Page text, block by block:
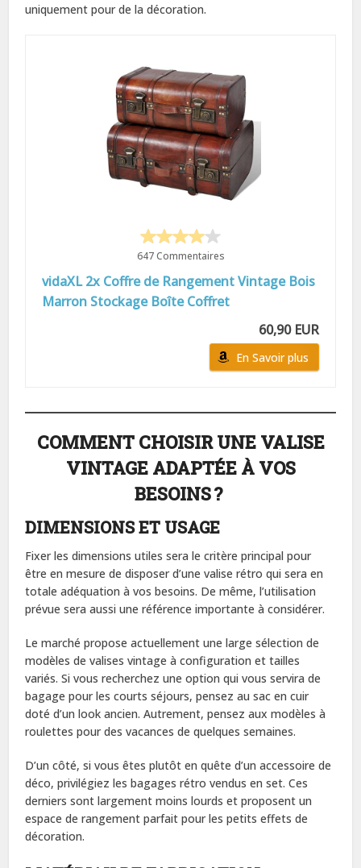
uniquement pour de la décoration.
647 Commentaires
vidaXL 2x Coffre de Rangement Vintage Bois
Marron Stockage Boîte Coffret
60,90 EUR
En Savoir plus
COMMENT CHOISIR UNE VALISE
VINTAGE ADAPTÉE À VOS
BESOINS ?
DIMENSIONS ET USAGE
Fixer les dimensions utiles sera le critère principal pour
être en mesure de disposer d’une valise rétro qui sera en
totale adéquation à vos besoins. De même, l’utilisation
prévue sera aussi une référence importante à considérer.
Le marché propose actuellement une large sélection de
modèles de valises vintage à configuration et tailles
variés. Si vous recherchez une option qui vous servira de
bagage pour les courts séjours, pensez au sac en cuir
doté d’un look ancien. Autrement, pensez aux modèles à
roulettes pour des vacances de quelques semaines.
D’un côté, si vous êtes plutôt en quête d’un accessoire de
déco, privilégiez les bagages rétro vendus en set. Ces
derniers sont largement moins lourds et proposent un
espace de rangement parfait pour les petits effets de
décoration.